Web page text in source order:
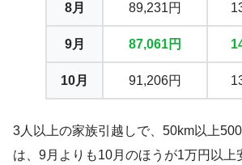
8月 89,231円
9月 87,061円
10月 91,206円
3人以上の家族引越しで、50km以上
は、9月よりも10月のほうが1万円以上